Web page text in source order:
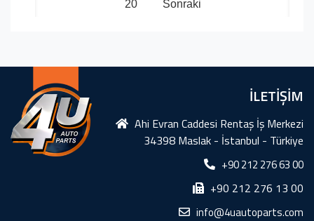
20 Sonraki
İLETİŞİM
Ahi Evran Caddesi Rentaş İş Merkezi
34398 Maslak - İstanbul - Türkiye
+90 212 276 63 00
+90 212 276 13 00
info@4uautoparts.com